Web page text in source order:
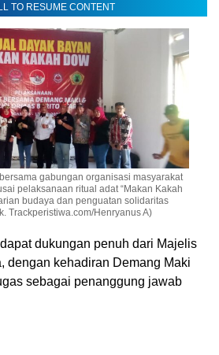
TO RESUME CONTENT
gabungan organisasi masyarakat
pelaksanaan ritual adat “Makan Kakah
budaya dan penguatan solidaritas
Trackperistiwa.com/Henryanus A)
dukungan penuh dari Majelis
dengan kehadiran Demang Maki
sebagai penanggung jawab